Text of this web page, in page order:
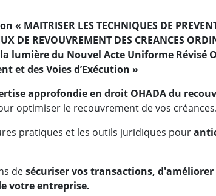
MAITRISER LES TECHNIQUES DE
DE REVOUVREMENT DES CREANCES
à la lumière du Nouvel Acte Uniforme Révisé
et des Voies d’Exécution »
approfondie en droit OHADA du
optimiser le recouvrement de vos créances.
pratiques et les outils juridiques pour
desécuriser vos transactions,
votre entreprise.